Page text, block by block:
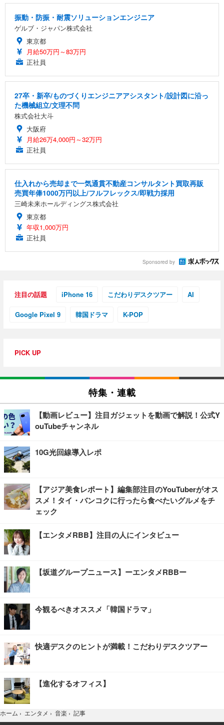
振動・防振・耐震ソリューションエンジニア
ゲルブ・ジャパン株式会社
東京都
月給50万円～83万円
正社員
27卒・新卒/ものづくりエンジニアアシスタント/設計図に沿っ
た機械組立/文理不問
株式会社大斗
大阪府
月給26万4,000円～32万円
正社員
仕入れから売却まで一気通貫不動産コンサルタント買取再販
売買年俸1000万円以上/フルフレックス/即戦力採用
三崎未来ホールディングス株式会社
東京都
年収1,000万円
正社員
Sponsored by
注目の話題 iPhone 16 こだわりデスクツアー AI
Google Pixel 9 韓国ドラマ K-POP
PICK UP
特集・連載
【動画レビュー】注目ガジェットを動画で解説！公式Y
ouTubeチャンネル
10G光回線導入レポ
【アジア美食レポート】編集部注目のYouTuberがオス
スメ！タイ・バンコクに行ったら食べたいグルメをチ
ェック
【エンタメRBB】注目の人にインタビュー
【坂道グループニュース】ーエンタメRBBー
今観るべきオススメ「韓国ドラマ」
快適デスクのヒントが満載！こだわりデスクツアー
【進化するオフィス】
ホーム › エンタメ › 音楽 › 記事